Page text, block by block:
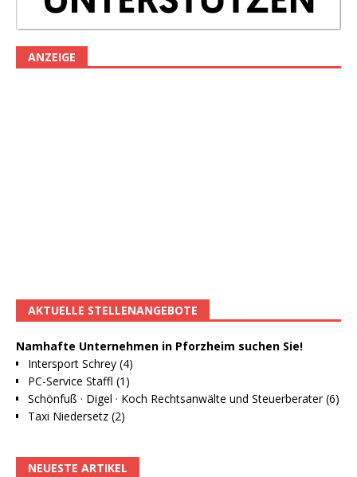
ANZEIGE
AKTUELLE STELLENANGEBOTE
Namhafte Unternehmen in Pforzheim suchen Sie!
Intersport Schrey (4)
PC-Service Staffl (1)
Schönfuß · Digel · Koch Rechtsanwälte und Steuerberater (6)
Taxi Niedersetz (2)
NEUESTE ARTIKEL